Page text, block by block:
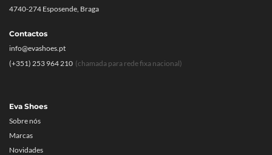
Eva Shoes
Sobre nós
Marcas
Novidades
4740-274 Esposende, Braga
Contactos
info@evashoes.pt
(+351) 253 964 210 (chamada para rede fixa nacional)